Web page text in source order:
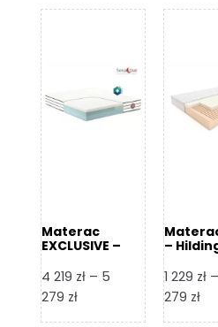
Materac
EXCLUSIVE –
4 219 zł – 5
279 złZakres
–
1 229 zł –
279 zł